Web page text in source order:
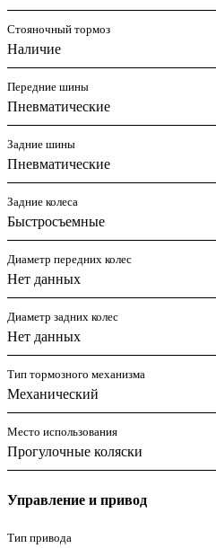
Стояночный тормоз
Наличие
Передние шины
Пневматические
Задние шины
Пневматические
Задние колеса
Быстросъемные
Диаметр передних колес
Нет данных
Диаметр задних колес
Нет данных
Тип тормозного механизма
Механический
Место использования
Прогулочные коляски
Управление и привод
Тип привода